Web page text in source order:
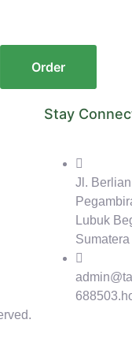
Order
Stay
Jl.
Lubuk